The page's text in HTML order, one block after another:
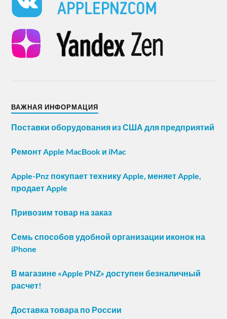
ВАЖНАЯ ИНФОРМАЦИЯ
Поставки оборудования из США для предприятий
Ремонт Apple MacBook и iMac
Apple-Pnz покупает технику Apple, меняет Apple,
продает Apple
Привозим товар на заказ
Семь способов удобной организации иконок на
iPhone
В магазине «Apple PNZ» доступен безналичный
расчет!
Доставка товара по России